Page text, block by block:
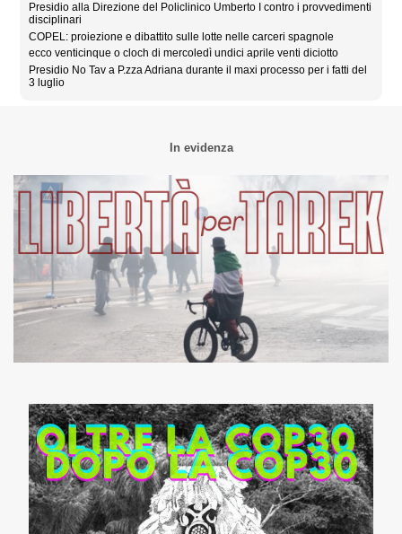
Presidio alla Direzione del Policlinico Umberto I contro i provvedimenti
disciplinari
COPEL: proiezione e dibattito sulle lotte nelle carceri spagnole
ecco venticinque o cloch di mercoledì undici aprile venti diciotto
Presidio No Tav a P.zza Adriana durante il maxi processo per i fatti del
3 luglio
In evidenza